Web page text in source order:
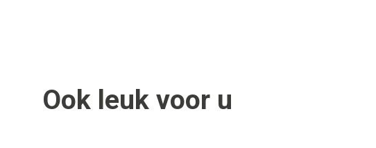
Ook leuk voor u